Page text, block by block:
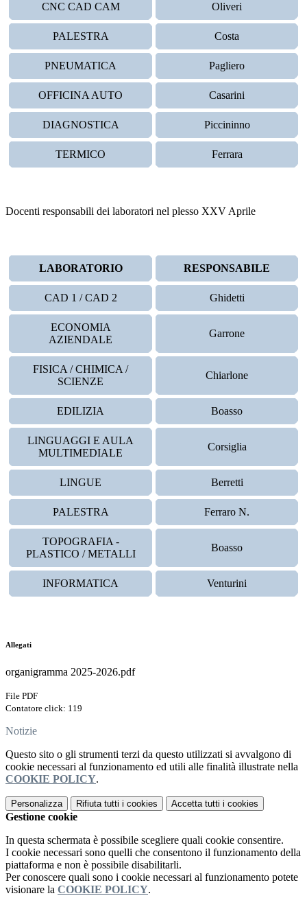
CNC CAD CAM Oliveri
PALESTRA Costa
PNEUMATICA Pagliero
OFFICINA AUTO Casarini
DIAGNOSTICA Piccininno
TERMICO Ferrara
Docenti responsabili dei laboratori nel plesso XXV Aprile
LABORATORIO RESPONSABILE
CAD 1 / CAD 2 Ghidetti
ECONOMIA
AZIENDALE
Garrone
FISICA / CHIMICA /
SCIENZE
Chiarlone
EDILIZIA Boasso
LINGUAGGI E AULA
MULTIMEDIALE
Corsiglia
LINGUE Berretti
PALESTRA Ferraro N.
TOPOGRAFIA -
PLASTICO / METALLI
Boasso
INFORMATICA Venturini
Allegati
organigramma 2025-2026.pdf
File PDF
Contatore click: 119
Notizie
Questo sito o gli strumenti terzi da questo utilizzati si avvalgono di
cookie necessari al funzionamento ed utili alle finalità illustrate nella
COOKIE POLICY.
Personalizza Rifiuta tutti i cookies Accetta tutti i cookies
Gestione cookie
In questa schermata è possibile scegliere quali cookie consentire.
I cookie necessari sono quelli che consentono il funzionamento della
piattaforma e non è possibile disabilitarli.
Per conoscere quali sono i cookie necessari al funzionamento potete
visionare la COOKIE POLICY.